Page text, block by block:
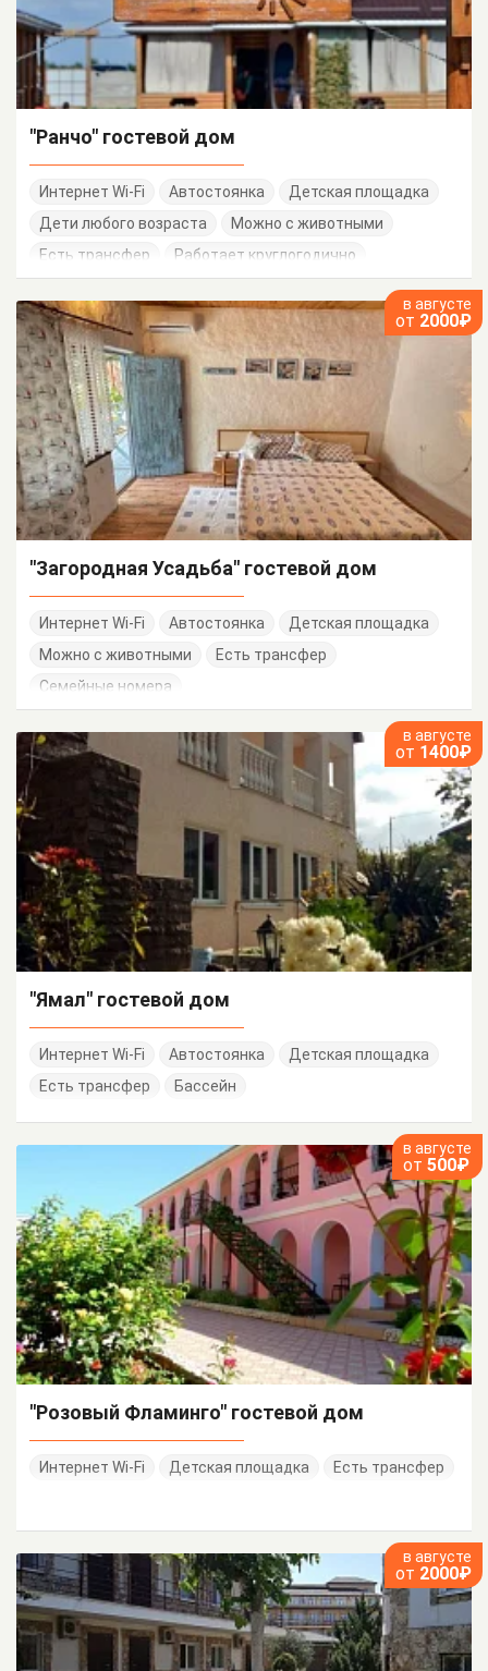
"Ранчо" гостевой дом
Интернет Wi-Fi Автостоянка
Детская площадка
Дети любого возраста
Можно с животными
Есть трансфер
Работает круглогодично
в августе
от 2000₽
"Загородная Усадьба" гостевой дом
Интернет Wi-Fi Автостоянка
Детская площадка
Можно с животными
Есть трансфер
Семейные номера
в августе
от 1400₽
"Ямал" гостевой дом
Интернет Wi-Fi Автостоянка
Детская площадка
Есть трансфер
Бассейн
в августе
от 500₽
"Розовый Фламинго" гостевой дом
Интернет Wi-Fi Детская площадка Есть трансфер
в августе
от 2000₽